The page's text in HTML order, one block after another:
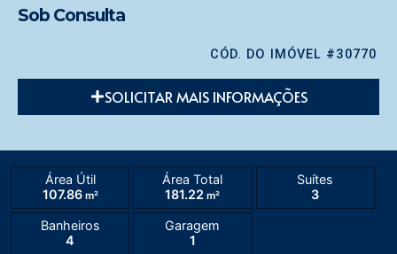
Sob Consulta
CÓD. DO IMÓVEL #30770
SOLICITAR MAIS INFORMAÇÕES
Área Útil
107.86m²
Área Total
181.22 m²
Suítes
3
Banheiros
4
Garagem
1